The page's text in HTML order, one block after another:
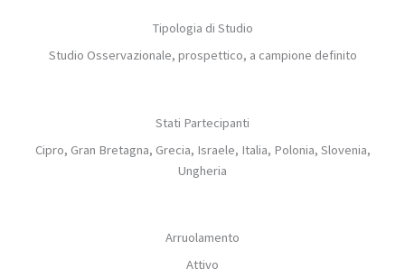
Tipologia di Studio
Studio Osservazionale, prospettico, a campione definito
Stati Partecipanti
Cipro, Gran Bretagna, Grecia, Israele, Italia, Polonia, Slovenia,
Ungheria
Arruolamento
Attivo